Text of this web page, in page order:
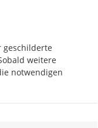
geschilderte
weitere
notwendigen